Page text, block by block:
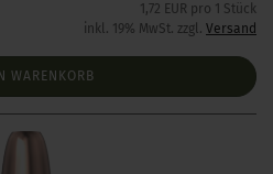
1,72 EUR pro 1 Stück
inkl. 19% MwSt. zzgl. Versand
WARENKORB